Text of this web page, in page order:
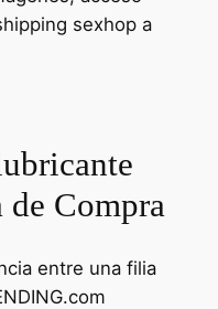
sexhop a
Compra
entre una filia